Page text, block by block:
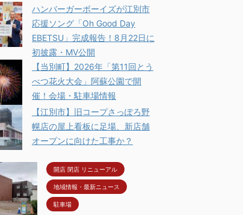
ハンバーガーボーイズが江別市
応援ソング「Oh Good Day
EBETSU」完成報告！8月22日に
初披露・MV公開
【当別町】2026年「第11回とう
べつ花火大会」阿蘇公園で開
催！会場・駐車場情報
【江別市】旧コープさっぽろ野
幌店の屋上看板に足場、新店舗
オープンに向けた工事か？
開店 閉店 リニューアル
地域情報・最新ニュース
駐車場